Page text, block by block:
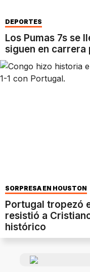
DEPORTES
Los Pumas 7s se
siguen en carrera
SORPRESA EN HOUSTON
Portugal tropezó
resistió a
histórico